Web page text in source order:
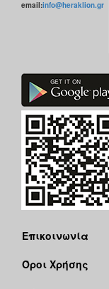
email:info@heraklion.gr
Επικοινωνία
Όροι Χρήσης